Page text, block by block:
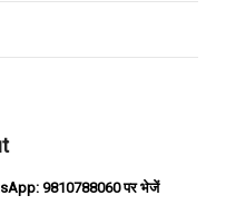
9810788060 पर भेजें